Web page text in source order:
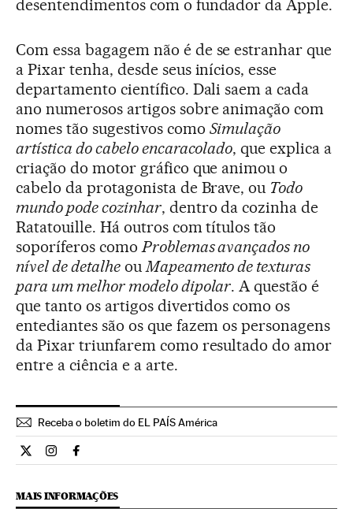
desentendimentos com o fundador da Apple.
Com essa bagagem não é de se estranhar que
a Pixar tenha, desde seus inícios, esse
departamento científico. Dali saem a cada
ano numerosos artigos sobre animação com
nomes tão sugestivos como Simulação
artística do cabelo encaracolado, que explica a
criação do motor gráfico que animou o
cabelo da protagonista de Brave, ou Todo
mundo pode cozinhar, dentro da cozinha de
Ratatouille. Há outros com títulos tão
soporíferos como Problemas avançados no
nível de detalheou Mapeamento de texturas
para um melhor modelo dipolar. A questão é
que tanto os artigos divertidos como os
entediantes são os que fazem os personagens
da Pixar triunfarem como resultado do amor
entre a ciência e a arte.
Receba o boletim do EL PAÍS América
Cultura El País Brasil en Twitter
Cultura El País Brasil en Instagram
Cultura El País Brasil en Facebook
MAIS INFORMAÇÕES